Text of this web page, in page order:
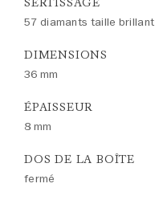
SERTISSAGE
57 diamants taille brillant
DIMENSIONS
36 mm
ÉPAISSEUR
8 mm
DOS DE LA BOÎTE
fermé